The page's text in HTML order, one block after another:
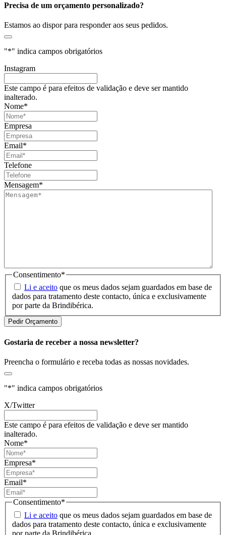
Precisa de um orçamento personalizado?
Estamos ao dispor para responder aos seus pedidos.
"*" indica campos obrigatórios
Instagram
Este campo é para efeitos de validação e deve ser mantido
inalterado.
Nome*
Empresa
Email*
Telefone
Mensagem*
Consentimento*
Li e aceito que os meus dados sejam guardados em base de
dados para tratamento deste contacto, única e exclusivamente
por parte da Brindibérica.
Gostaria de receber a nossa newsletter?
Preencha o formulário e receba todas as nossas novidades.
"*" indica campos obrigatórios
X/Twitter
Este campo é para efeitos de validação e deve ser mantido
inalterado.
Nome*
Empresa*
Email*
Consentimento*
Li e aceito que os meus dados sejam guardados em base de
dados para tratamento deste contacto, única e exclusivamente
por parte da Brindibérica.